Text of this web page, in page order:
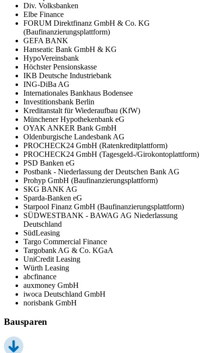
Div. Volksbanken
Elbe Finance
FORUM Direktfinanz GmbH & Co. KG
(Baufinanzierungsplattform)
GEFA BANK
Hanseatic Bank GmbH & KG
HypoVereinsbank
Höchster Pensionskasse
IKB Deutsche Industriebank
ING-DiBa AG
Internationales Bankhaus Bodensee
Investitionsbank Berlin
Kreditanstalt für Wiederaufbau (KfW)
Münchener Hypothekenbank eG
OYAK ANKER Bank GmbH
Oldenburgische Landesbank AG
PROCHECK24 GmbH (Ratenkreditplattform)
PROCHECK24 GmbH (Tagesgeld-/Girokontoplattform)
PSD Banken eG
Postbank - Niederlassung der Deutschen Bank AG
Prohyp GmbH (Baufinanzierungsplattform)
SKG BANK AG
Sparda-Banken eG
Starpool Finanz GmbH (Baufinanzierungsplattform)
SÜDWESTBANK - BAWAG AG Niederlassung
Deutschland
SüdLeasing
Targo Commercial Finance
Targobank AG & Co. KGaA
UniCredit Leasing
Würth Leasing
abcfinance
auxmoney GmbH
iwoca Deutschland GmbH
norisbank GmbH
Bausparen